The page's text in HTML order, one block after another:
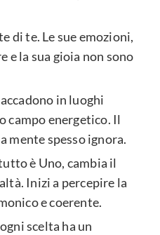
di te. Le sue emozioni,
e la sua gioia non sono
in luoghi
campo energetico. Il
mente spesso ignora.
è Uno, cambia il
Inizi a percepire la
e coerente.
scelta ha un